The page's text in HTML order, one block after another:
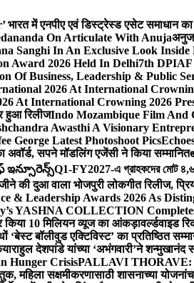
में एनपीए एवं डिस्ट्रेस्ड एसेट समाधान
On Articulate With Anuja
Sanghi In An Exclusive Look Inside
Award 2026 Held In Delhi7th
Of Business, Leadership & Public
2026 At International
At International Crowning 2026
हुआ रिलीजIndo Mozambique Film And
Awasthi A Visionary
George Latest Photoshoot Pics
सपने मॉडलिंग एजेंसी ने किया सम्मानित
ఇన్సూరెన్స్Q1-FY2027-এ গ্রাহকদের মোট
की दुआ वाला भोजपुरी लोकगीत रिलीज,
& Leadership Awards 2026 As
YASHNA COLLECTION
किया 10 मिलियन व्यूज का आंकड़ावर्ल्डवाइड
‘बेस्ट बॉलीवुड एक्टिविस्ट’ का प्रतिष्ठित
राहुल देशपांडे यांच्या ‘अभंगवारी’ने शन्मुखानंद
Hunger CrisisPALLAVI THORAVE:
सक्षमीकरणासाठी शासनाच्या